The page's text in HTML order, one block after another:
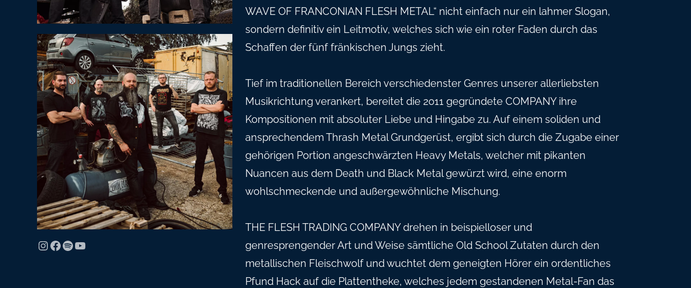
InstagramFacebook Spotify YouTube
WAVE OF FRANCONIAN FLESH METAL“ nicht einfach nur ein lahmer Slogan,
sondern definitiv ein Leitmotiv, welches sich wie ein roter Faden durch das
Schaffen der fünf fränkischen Jungs zieht.
Tief im traditionellen Bereich verschiedenster Genres unserer allerliebsten
Musikrichtung verankert, bereitet die 2011 gegründete COMPANY ihre
Kompositionen mit absoluter Liebe und Hingabe zu. Auf einem soliden und
ansprechendem Thrash Metal Grundgerüst, ergibt sich durch die Zugabe einer
gehörigen Portion angeschwärzten Heavy Metals, welcher mit pikanten
Nuancen aus dem Death und Black Metal gewürzt wird, eine enorm
wohlschmeckende und außergewöhnliche Mischung.
THE FLESH TRADING COMPANY drehen in beispielloser und
genresprengender Art und Weise sämtliche Old School Zutaten durch den
metallischen Fleischwolf und wuchtet dem geneigten Hörer ein ordentliches
Pfund Hack auf die Plattentheke, welches jedem gestandenen Metal-Fan das